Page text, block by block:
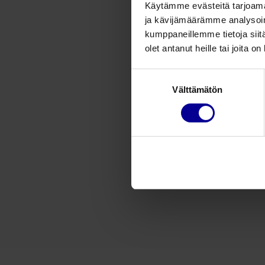
Käytämme evästeitä
ja kävijämäärämme
kumppaneillemme tietoja
olet antanut heille tai joita
Välttämätön